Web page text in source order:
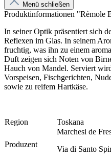
Menü schließen
Produktinformationen
In seiner Optik präsentiert sich
Reflexen im Glas. In seinem
fruchtig, was ihn zu einem
Duft zeigen sich Noten von
Hauch von Mandel. Serviert
Vorspeisen, Fischgerichten,
sowie zu reifem Hartkäse.
Region Toskana
Produzent
Marchesi de
Via di Santo